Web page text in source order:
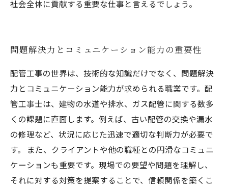
社会全体に貢献する重要な仕事と言えるでしょう。
問題解決力とコミュニケーション能力の重要性
配管工事の世界は、技術的な知識だけでなく、問題解決
力とコミュニケーション能力が求められる職業です。配
管工事士は、建物の水道や排水、ガス配管に関する数多
くの課題に直面します。例えば、古い配管の交換や漏水
の修理など、状況に応じた迅速で適切な判断力が必要で
す。 また、クライアントや他の職種との円滑なコミュニ
ケーションも重要です。現場での要望や問題を理解し、
それに対する対策を提案することで、信頼関係を築くこ